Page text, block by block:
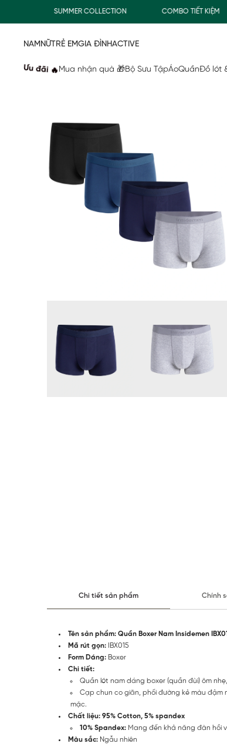
SUMMER COLLECTION COMBO TIẾT KIỆM
NAMNỮTRẺ EMGIA ĐÌNHACTIVE
Ưu đãi 🔥 Mua nhận quà 🎁Bộ Sưu TậpÁoQuầnĐồ lót
Chi tiết sản phẩm Chính
Tên sản phẩm: Quần Boxer Nam Insidemen
Mã rút gọn: IBX015
Form Dáng: Boxer
Chi tiết:
Quần lót nam dáng boxer (quần đùi) ôm
Cạp chun co giãn, phối đường kẻ màu đậm
mặc.
Chất liệu: 95% Cotton, 5% spandex
10% Spandex: Mang đến khả năng đàn hồi
Màu sắc: Ngẫu nhiên